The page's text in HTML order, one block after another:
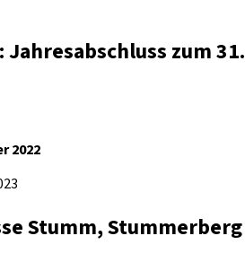
zum
2022
Stumm,